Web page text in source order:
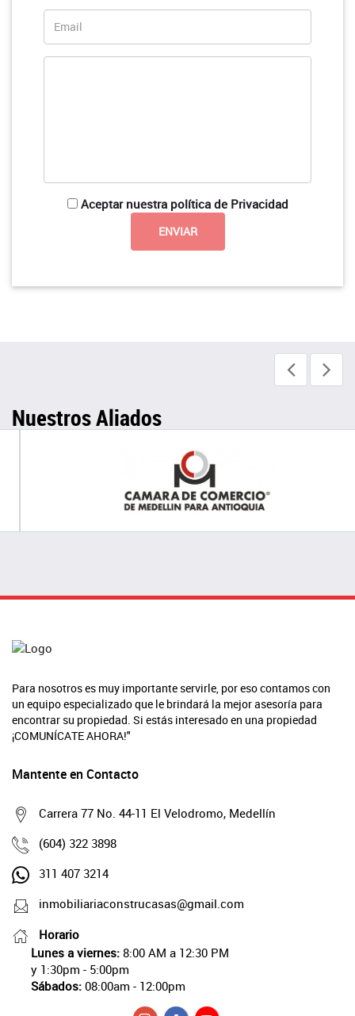
Aceptar nuestra política de Privacidad
Nuestros Aliados
Para nosotros es muy importante servirle, por eso contamos con
un equipo especializado que le brindará la mejor asesoría para
encontrar su propiedad. Si estás interesado en una propiedad
¡COMUNÍCATE AHORA!"
Mantente en Contacto
Carrera 77 No. 44-11 El Velodromo, Medellín
(604) 322 3898
311 407 3214
inmobiliariaconstrucasas@gmail.com
Horario
Lunes a viernes: 8:00 AM a 12:30 PM
y 1:30pm - 5:00pm
Sábados: 08:00am - 12:00pm